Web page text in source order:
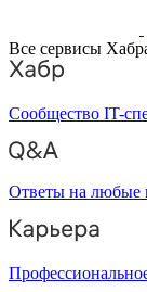
Все сервисы
Сообщество IT-
Ответы на любые